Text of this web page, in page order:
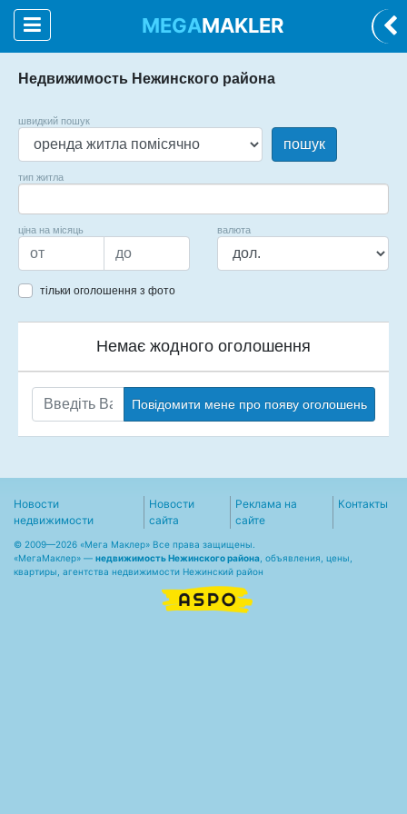
MEGAMAKLER
Недвижимость Нежинского района
швидкий пошук
пошук
тип житла
ціна на місяць валюта
тільки оголошення з фото
Немає жодного оголошення
Повідомити мене про появу оголошень
Новости
недвижимости
Новости
сайта
Реклама на
сайте
Контакты
© 2009—2026 «Мега Маклер» Все права защищены.
«МегаМаклер» — недвижимость Нежинского района , объявления, цены,
квартиры, агентства недвижимости Нежинский район